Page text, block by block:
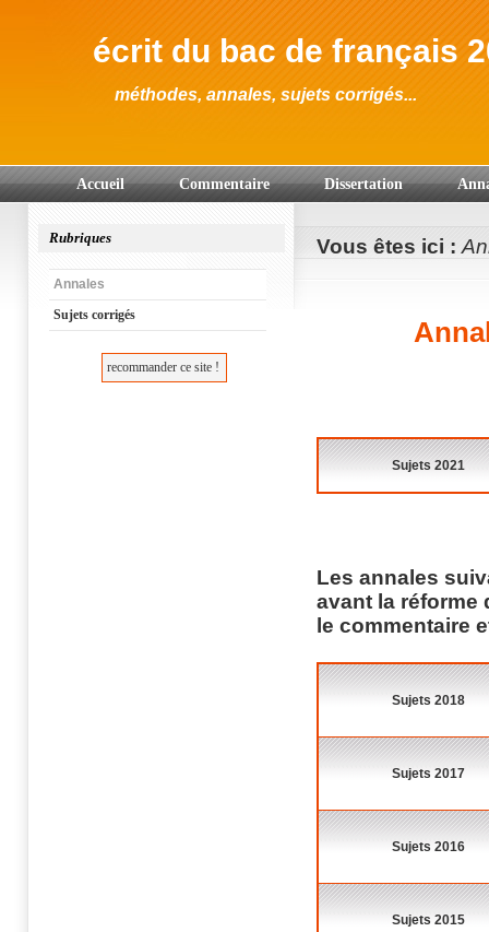
écrit du bac de français
méthodes, annales, sujets corrigés...
Accueil Commentaire Dissertation
Rubriques
Annales
Sujets corrigés
Vous êtes ici :
Sujets 2021
Les annales
avant la réforme
le commentaire
Sujets 2018
Sujets 2017
Sujets 2016
Sujets 2015